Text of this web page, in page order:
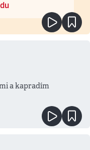
a kapradím